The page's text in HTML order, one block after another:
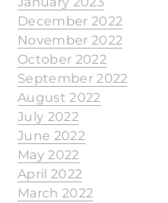
December 2022
November 2022
October 2022
September 2022
August 2022
July 2022
June 2022
May 2022
April 2022
March 2022